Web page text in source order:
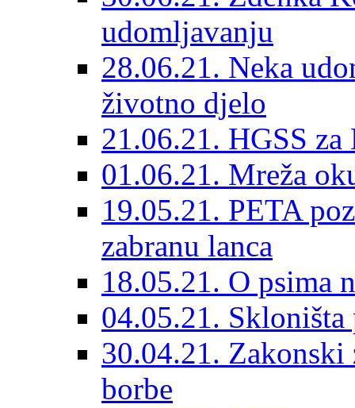
udomljavanju
28.06.21. Neka
životno djelo
21.06.21. HGSS za
01.06.21. Mreža
19.05.21. PETA
zabranu lanca
18.05.21. O psima
04.05.21.
30.04.21. Zakonski
borbe